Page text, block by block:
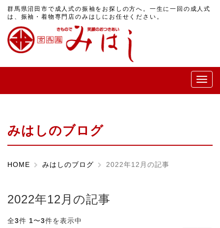
群馬県沼田市で成人式の振袖をお探しの方へ。一生に一回の成人式
は、振袖・着物専門店のみはしにお任せください。
メ
ニ
みはしのブログ
HOME みはしのブログ 2022年12月の記事
2022年12月の記事
全3件 1〜3件を表示中